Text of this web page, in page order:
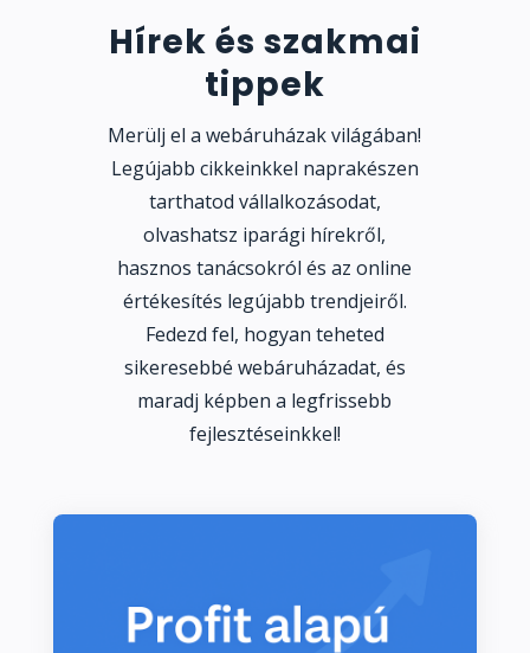
Hírek és szakmai
tippek
Merülj el a webáruházak világában!
Legújabb cikkeinkkel naprakészen
tarthatod vállalkozásodat,
olvashatsz iparági hírekről,
hasznos tanácsokról és az online
értékesítés legújabb trendjeiről.
Fedezd fel, hogyan teheted
sikeresebbé webáruházadat, és
maradj képben a legfrissebb
fejlesztéseinkkel!